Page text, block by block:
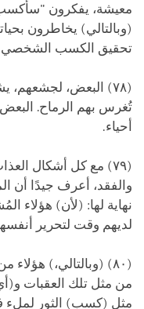
معيشة، يفكرون
(وبالتالي) يخاطرون
تحقيق الكسب
(٧٨) البعض،
تُغرس بهم الرماح.
أحياء.
(٧٩) مع كل أشكال
والفقد، أعرف جيدًا أن
نهاية لها: (لأن) هؤلاء
لديهم وقت لتحرير
(٨٠) (وبالتالي،)
من مثل تلك العقبات
مثل (كسب) الثور لملء